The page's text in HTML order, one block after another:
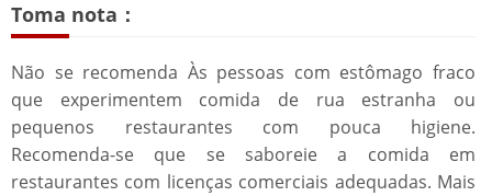
Toma nota：
Não se recomenda Às pessoas com estômago fraco
que experimentem comida de rua estranha ou
pequenos restaurantes com pouca higiene.
Recomenda-se que se saboreie a comida em
restaurantes com licenças comerciais adequadas. Mais